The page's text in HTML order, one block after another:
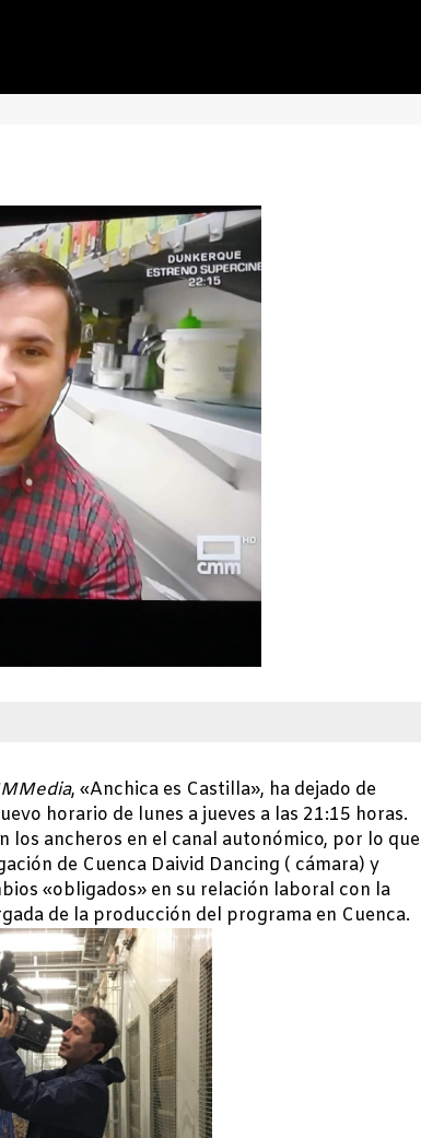
, «Anchica es Castilla», ha dejado de
horario de lunes a jueves a las 21:15 horas.
los ancheros en el canal autonómico, por lo que
de Cuenca Daivid Dancing ( cámara) y
«obligados» en su relación laboral con la
de la producción del programa en Cuenca.